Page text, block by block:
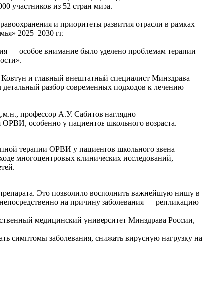
участников из 52 стран мира.
и приоритеты развития отрасли в рамках
2025–2030 гг.
— особое внимание было уделено проблемам терапии
и главный внештатный специалист Минздрава
разбор современных подходов к лечению
профессор А.У. Сабитов наглядно
ОРВИ, особенно у пациентов школьного возраста.
терапии ОРВИ у пациентов школьного звена
многоцентровых клинических исследований,
Это позволило восполнить важнейшую нишу в
непосредственно на причину заболевания — репликацию
медицинский университет Минздрава России,
симптомы заболевания, снижать вирусную нагрузку на